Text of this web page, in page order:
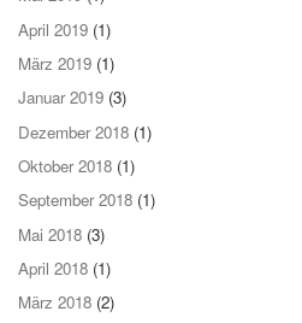
April 2019 (1)
März 2019 (1)
Januar 2019 (3)
Dezember 2018 (1)
Oktober 2018 (1)
September 2018 (1)
Mai 2018 (3)
April 2018 (1)
März 2018 (2)